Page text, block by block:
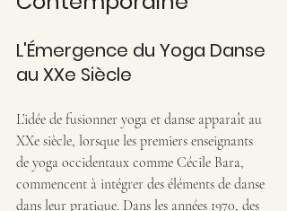
L'Émergence du Yoga Danse
au XXe Siècle
L’idée de fusionner yoga et danse apparaît au
XXe siècle, lorsque les premiers enseignants
de yoga occidentaux comme Cécile Bara,
commencent à intégrer des éléments de danse
dans leur pratique. Dans les années 1970, des